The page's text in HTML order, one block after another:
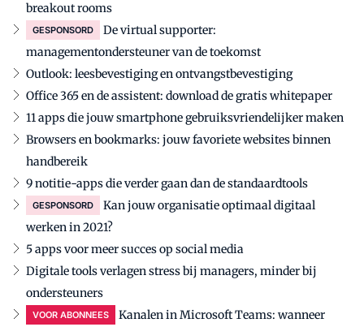
breakout rooms
GESPONSORD
De virtual supporter:
managementondersteuner van de toekomst
Outlook: leesbevestiging en ontvangstbevestiging
Office 365 en de assistent: download de gratis whitepaper
11 apps die jouw smartphone gebruiksvriendelijker maken
Browsers en bookmarks: jouw favoriete websites binnen
handbereik
9 notitie-apps die verder gaan dan de standaardtools
GESPONSORD
Kan jouw organisatie optimaal digitaal
werken in 2021?
5 apps voor meer succes op social media
Digitale tools verlagen stress bij managers, minder bij
ondersteuners
VOOR ABONNEES
Kanalen in Microsoft Teams: wanneer